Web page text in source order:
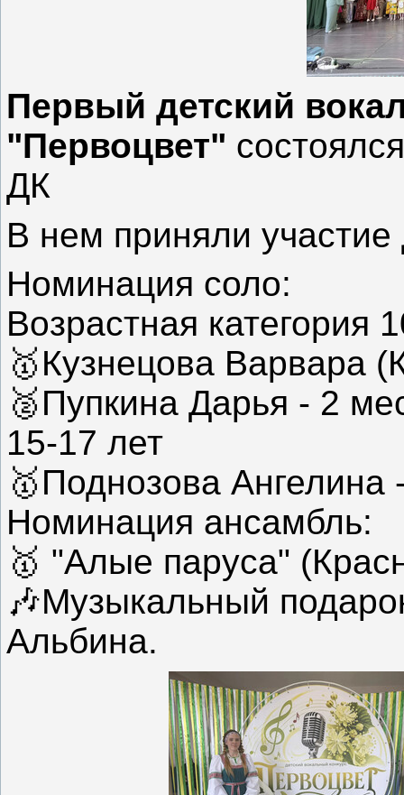
Первый детский
"Первоцвет"
ДК
В нем приняли участие
Номинация соло:
Возрастная категория
🥇Кузнецова Варвара
🥈Пупкина Дарья - 2
15-17 лет
🥇Поднозова Ангелина
Номинация ансамбль:
🥇 "Алые паруса"
🎶Музыкальный
Альбина.